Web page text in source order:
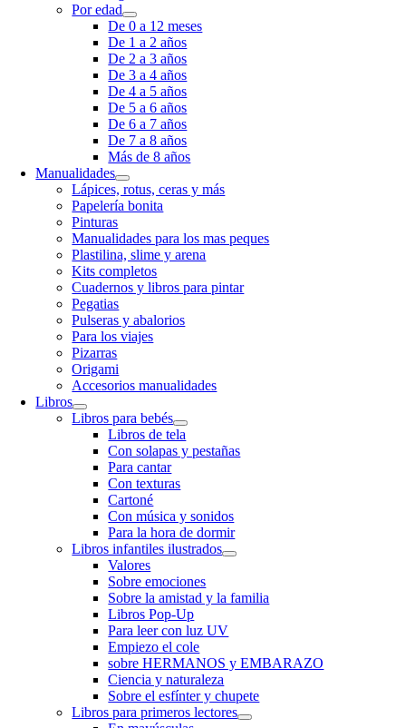
Por edad
De 0 a 12 meses
De 1 a 2 años
De 2 a 3 años
De 3 a 4 años
De 4 a 5 años
De 5 a 6 años
De 6 a 7 años
De 7 a 8 años
Más de 8 años
Manualidades
Lápices, rotus, ceras y más
Papelería bonita
Pinturas
Manualidades para los mas peques
Plastilina, slime y arena
Kits completos
Cuadernos y libros para pintar
Pegatias
Pulseras y abalorios
Para los viajes
Pizarras
Origami
Accesorios manualidades
Libros
Libros para bebés
Libros de tela
Con solapas y pestañas
Para cantar
Con texturas
Cartoné
Con música y sonidos
Para la hora de dormir
Libros infantiles ilustrados
Valores
Sobre emociones
Sobre la amistad y la familia
Libros Pop-Up
Para leer con luz UV
Empiezo el cole
sobre HERMANOS y EMBARAZO
Ciencia y naturaleza
Sobre el esfínter y chupete
Libros para primeros lectores